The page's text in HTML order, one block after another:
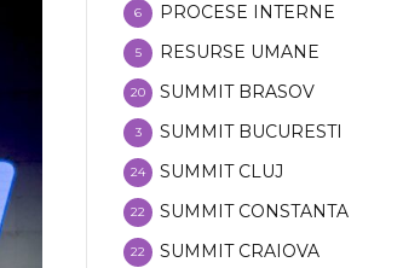
PROCESE INTERNE
6
RESURSE UMANE
5
SUMMIT BRASOV
20
SUMMIT BUCURESTI
3
SUMMIT CLUJ
24
SUMMIT CONSTANTA
22
SUMMIT CRAIOVA
22